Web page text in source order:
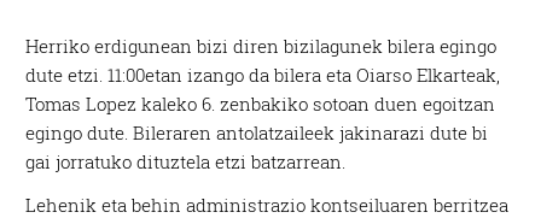
Herriko erdigunean bizi diren bizilagunek bilera egingo
dute etzi. 11:00etan izango da bilera eta Oiarso Elkarteak,
Tomas Lopez kaleko 6. zenbakiko sotoan duen egoitzan
egingo dute. Bileraren antolatzaileek jakinarazi dute bi
gai jorratuko dituztela etzi batzarrean.
Lehenik eta behin administrazio kontseiluaren berritzea